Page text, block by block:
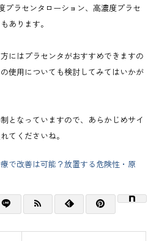
プラセンタローション、高濃度プラセ
あります。
にはプラセンタがおすすめできますの
使用についても検討してみてはいかが
となっていますので、あらかじめサイ
てくださいね。
で改善は可能？放置する危険性・原